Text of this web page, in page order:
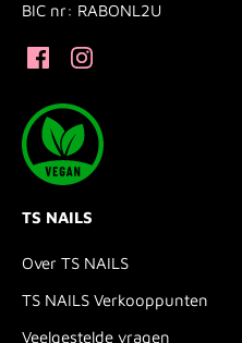
BIC nr: RABONL2U
TS NAILS
Over TS NAILS
TS NAILS Verkooppunten
Veelgestelde vragen